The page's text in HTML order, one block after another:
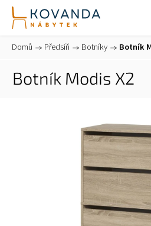
Domů / Předsíň / Botníky / Botník
Botník Modis X2